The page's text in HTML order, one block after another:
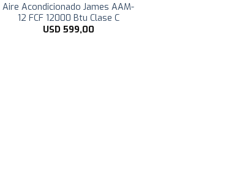
Aire Acondicionado James AAM-
12 FCF 12000 Btu Clase C
USD 599,00